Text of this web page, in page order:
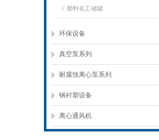
塑料化工储罐
环保设备
真空泵系列
耐腐蚀离心泵系列
钢衬塑设备
离心通风机